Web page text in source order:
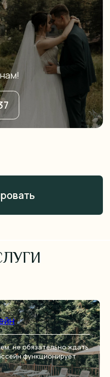
не обязательно ждать
функционирует